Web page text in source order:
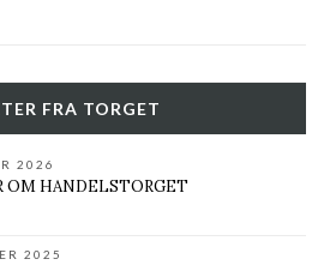
FRA TORGET
2026
OM HANDELSTORGET
2025